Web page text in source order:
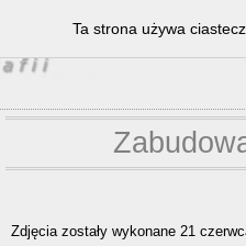
Zdjęcia zostały wykonane 21
Ta strona używa